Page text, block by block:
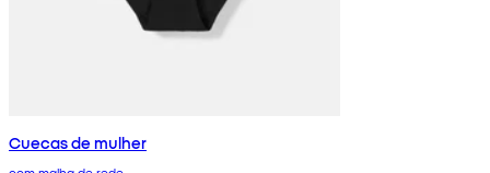
Cuecas de mulher